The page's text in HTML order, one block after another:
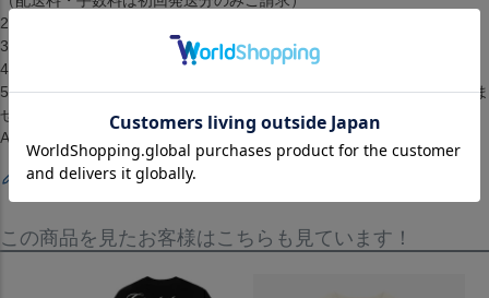
2.お客様都合によるキャンセル・返品はできません。
3.メーカーが在庫を確保できず、キャンセルとなる場合がございます。
4.仕様が変更される場合もございます。
5.配送までに1ヶ月から2ヶ月ほどかかります。（配送日の指定はできま
せん）[Tシャツ][トップス][Team Graphic Tri-Blend T-Shirt][Los
Angeles Galaxy][Navy]
レビューを書く
この商品を見たお客様はこちらも見ています！